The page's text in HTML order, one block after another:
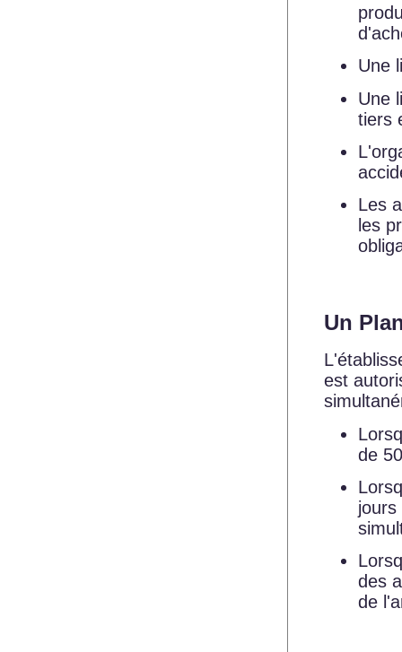
Une
Une
tiers
Les
les
Un
est
de
des
de